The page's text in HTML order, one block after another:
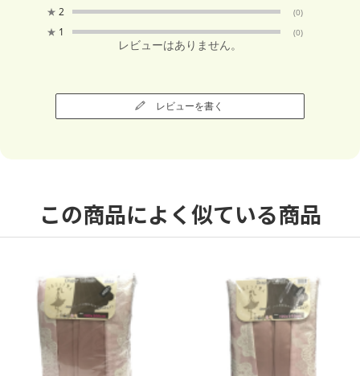
★ 2 (0)
★ 1 (0)
レビューはありません。
レビューを書く
この商品によく似ている商品